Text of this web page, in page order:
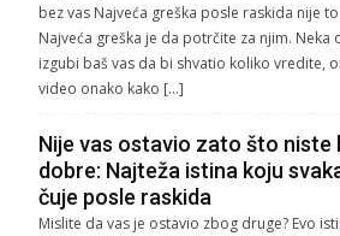
bez vas Najveća greška posle raskida nije
Najveća greška je da potrčite za njim. Neka
izgubi baš vas da bi shvatio koliko vredite,
video onako kako […]
Nije vas ostavio zato što niste
dobre: Najteža istina koju
čuje posle raskida
Mislite da vas je ostavio zbog druge? Evo